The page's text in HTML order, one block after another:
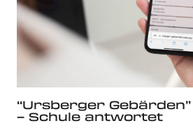
“Ursberger
– Schule antwortet